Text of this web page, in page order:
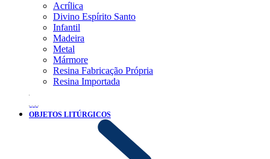
Acrílica
Divino Espírito Santo
Infantil
Madeira
Metal
Mármore
Resina Fabricação Própria
Resina Importada
OBJETOS LITÚRGICOS